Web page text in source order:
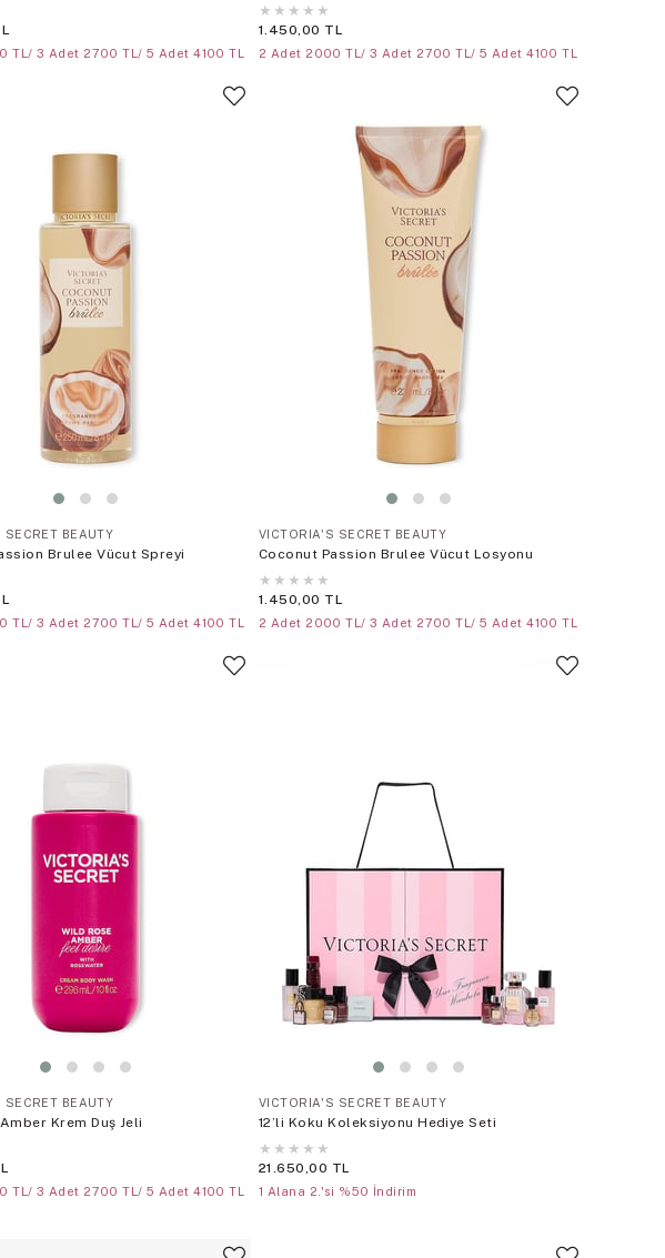
TL/ 3 Adet 2700 TL/ 5 Adet 4100 TL
★ ★ ★ ★ ★
1.450,00 TL
2 Adet 2000 TL/ 3 Adet 2700 TL/ 5 Adet 4100 TL
BEAUTY
Brulee Vücut Spreyi
TL/ 3 Adet 2700 TL/ 5 Adet 4100 TL
VICTORIA'S SECRET BEAUTY
Coconut Passion Brulee Vücut Losyonu
★ ★ ★ ★ ★
1.450,00 TL
2 Adet 2000 TL/ 3 Adet 2700 TL/ 5 Adet 4100 TL
BEAUTY
Krem Duş Jeli
TL/ 3 Adet 2700 TL/ 5 Adet 4100 TL
VICTORIA'S SECRET BEAUTY
12’li Koku Koleksiyonu Hediye Seti
★ ★ ★ ★ ★
21.650,00 TL
1 Alana 2.'si %50 İndirim